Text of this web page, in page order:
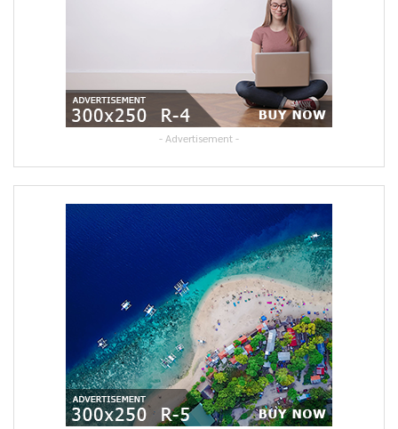
- Advertisement -